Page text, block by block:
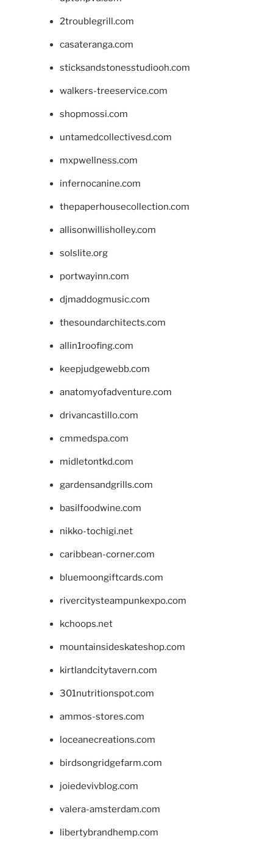
2troublegrill.com
casateranga.com
sticksandstonesstudiooh.com
walkers-treeservice.com
shopmossi.com
untamedcollectivesd.com
mxpwellness.com
infernocanine.com
thepaperhousecollection.com
allisonwillisholley.com
solslite.org
portwayinn.com
djmaddogmusic.com
thesoundarchitects.com
allin1roofing.com
keepjudgewebb.com
anatomyofadventure.com
drivancastillo.com
cmmedspa.com
midletontkd.com
gardensandgrills.com
basilfoodwine.com
nikko-tochigi.net
caribbean-corner.com
bluemoongiftcards.com
rivercitysteampunkexpo.com
kchoops.net
mountainsideskateshop.com
kirtlandcitytavern.com
301nutritionspot.com
ammos-stores.com
loceanecreations.com
birdsongridgefarm.com
joiedevivblog.com
valera-amsterdam.com
libertybrandhemp.com